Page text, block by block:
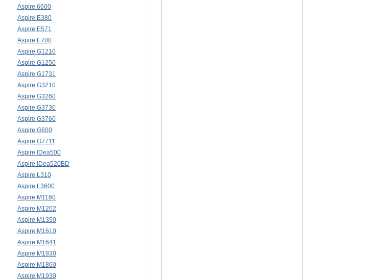
Aspire 6600
Aspire E380
Aspire E571
Aspire E700
Aspire G1210
Aspire G1250
Aspire G1731
Aspire G3210
Aspire G3260
Aspire G3730
Aspire G3760
Aspire G600
Aspire G7711
Aspire IDea500
Aspire IDea520BD
Aspire L310
Aspire L3600
Aspire M1160
Aspire M1202
Aspire M1350
Aspire M1610
Aspire M1641
Aspire M1830
Aspire M1860
Aspire M1930